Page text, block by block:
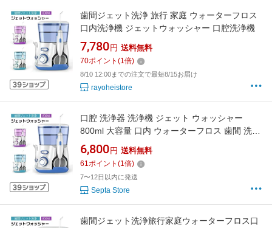
歯間ジェット洗浄 旅行 家庭 ウォーターフロス
口内洗浄機 ジェットウォッシャー 口腔洗浄機
7,780 円 送料無料
70ポイント (1倍)
8/10 12:00までの注文で最短8/15お届け
rayoheistore
口腔 洗浄器 洗浄機 ジェット ウォッシャー
800ml 大容量 口内 ウォーターフロス 歯間 洗浄
家庭 旅行 美容 健康 家電 デンタル ケア 新入荷
クリーナー ステイン
6,800 円 送料無料
61ポイント (1倍)
7〜12日以内に発送
Septa Store
歯間ジェット洗浄旅行家庭ウォーターフロス口